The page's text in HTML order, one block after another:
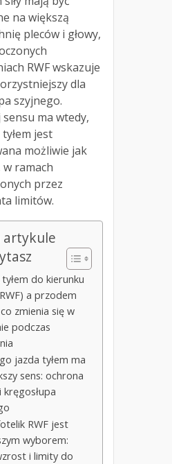
na większą
pleców i głowy,
RWF wskazuje
dla
szyjnego.
sensu ma wtedy,
jest
możliwie jak
w ramach
przez
limitów.
artykule
do kierunku
a przodem
zmienia się w
podczas
jazda tyłem ma
sens: ochrona
kręgosłupa
RWF jest
wyborem:
i limity do